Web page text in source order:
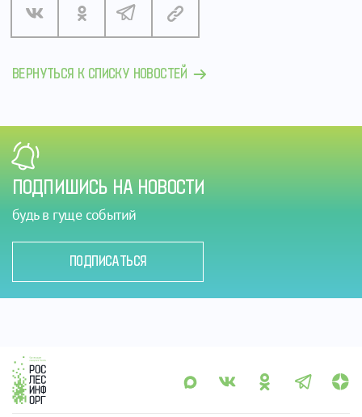
ВЕРНУТЬСЯ К СПИСКУ НОВОСТЕЙ
ПОДПИШИСЬ НА НОВОСТИ
будь в гуще событий
ПОДПИСАТЬСЯ